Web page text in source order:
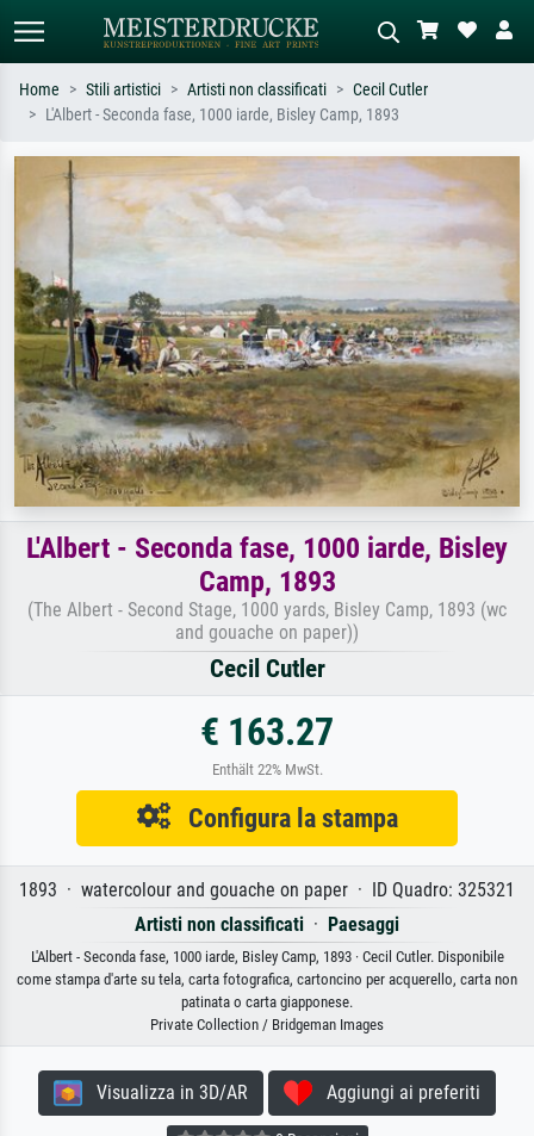
Cerca per artista, titolo o stile – es.
Monet, Notte stellata,
Impressionismo, onda di Hokusai,
Descrivi la scena – es. prato verde,
astratto con molto rosso, dipinto a
olio scuro, nudo in piedi vicino a un
albero.
Home Stili artistici Artisti non classificati
Cecil Cutler
L'Albert - Seconda fase, 1000 iarde, Bisley Camp, 1893
L'Albert - Seconda fase, 1000 iarde, Bisley
Camp, 1893
(The Albert - Second Stage, 1000 yards, Bisley Camp, 1893 (wc
and gouache on paper))
Cecil Cutler
€ 163.27
Enthält 22% MwSt.
Configura la stampa
1893 · watercolour and gouache on paper · ID Quadro: 325321
Artisti non classificati · Paesaggi
L'Albert - Seconda fase, 1000 iarde, Bisley Camp, 1893 · Cecil Cutler. Disponibile
come stampa d'arte su tela, carta fotografica, cartoncino per acquerello, carta non
patinata o carta giapponese.
Private Collection / Bridgeman Images
Visualizza in 3D/AR Aggiungi ai preferiti